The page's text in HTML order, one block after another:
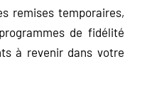
remises temporaires,
de fidélité
à revenir dans votre